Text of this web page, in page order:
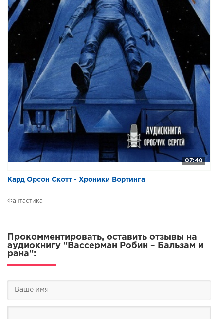
07:40
Кард Орсон Скотт - Хроники Вортинга
Фантастика
Прокомментировать, оставить отзывы на
аудиокнигу "Вассерман Робин – Бальзам и
рана":